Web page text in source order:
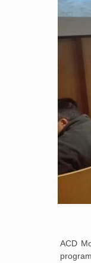
ACD